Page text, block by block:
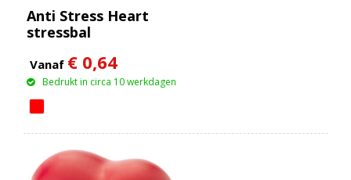
Anti Stress Heart
stressbal
Vanaf € 0,64
Bedrukt in circa 10 werkdagen